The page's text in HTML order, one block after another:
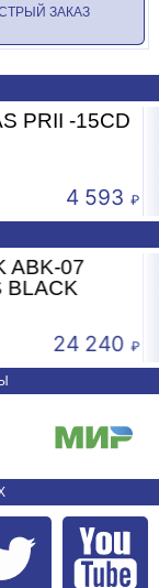
ЗАКАЗ
PRII -15CD
4 593
ABK-07
BLACK
24 240